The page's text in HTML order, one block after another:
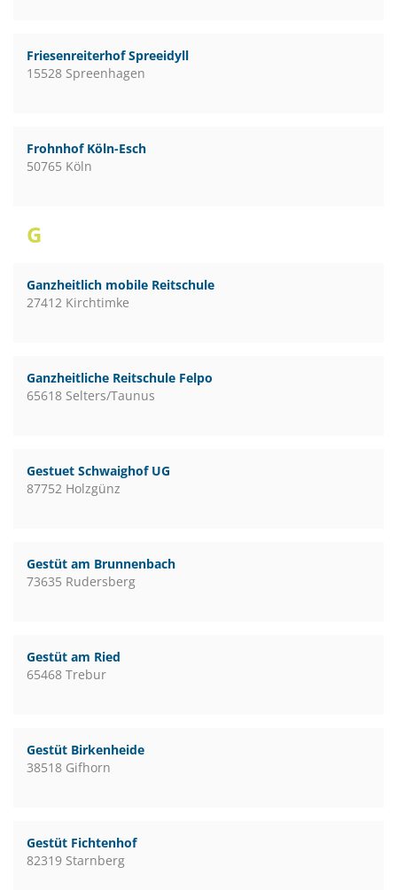
Friesenreiterhof Spreeidyll
15528 Spreenhagen
Frohnhof Köln-Esch
50765 Köln
G
Ganzheitlich mobile Reitschule
27412 Kirchtimke
Ganzheitliche Reitschule Felpo
65618 Selters/Taunus
Gestuet Schwaighof UG
87752 Holzgünz
Gestüt am Brunnenbach
73635 Rudersberg
Gestüt am Ried
65468 Trebur
Gestüt Birkenheide
38518 Gifhorn
Gestüt Fichtenhof
82319 Starnberg